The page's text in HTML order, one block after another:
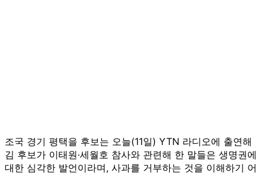
조국 경기 평택을 후보는 오늘(11일) YTN 라디오에 출연해
김 후보가 이태원·세월호 참사와 관련해 한 말들은 생명권에
대한 심각한 발언이라며, 사과를 거부하는 것을 이해하기 어